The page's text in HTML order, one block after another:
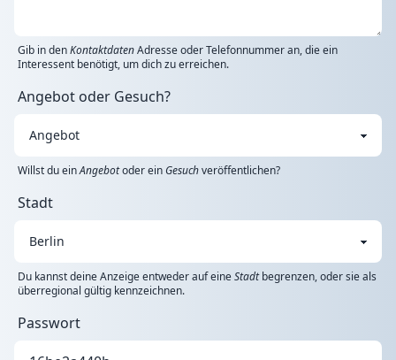
Gib in denKontaktdatenAdresse oder Telefonnummer an, die ein
Interessent benötigt, um dich zu erreichen.
Angebot oder Gesuch?
Willst du einAngebotoder einGesuchveröffentlichen?
Stadt
Du kannst deine Anzeige entweder auf eineStadtbegrenzen, oder sie als
überregional gültig kennzeichnen.
Passwort